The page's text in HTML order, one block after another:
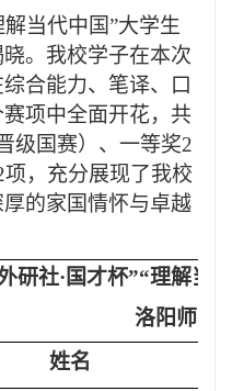
当代中国”大学生
。 我校学子在本次
合能力、笔译、口
项中全面开花，共
级国赛） 、 一等奖2
项，充分展现了我校
的家国情怀与卓越
研社·国才杯”“理解当
洛阳师范
姓名